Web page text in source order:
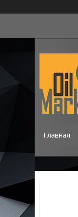
Главная